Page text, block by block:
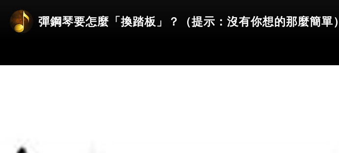
彈鋼琴要怎麼「換踏板」？（提示：沒有你想的那麼簡單）